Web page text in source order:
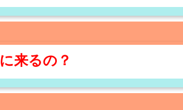
来るの？